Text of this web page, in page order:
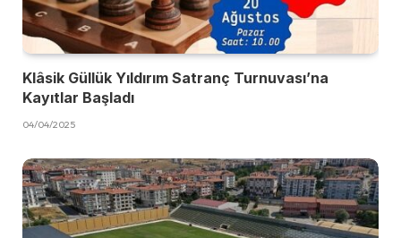
Klâsik Güllük Yıldırım Satranç Turnuvası’na
Kayıtlar Başladı
04/04/2025